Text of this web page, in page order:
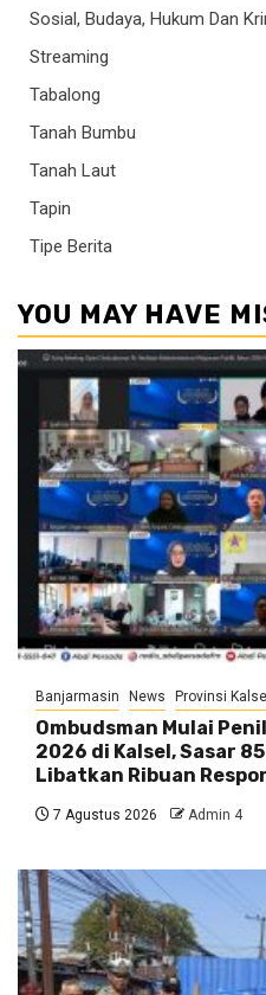
Sosial, Budaya, Hukum Dan
Streaming
Tabalong
Tanah Bumbu
Tanah Laut
Tapin
Tipe Berita
YOU MAY HAVE
Banjarmasin News Provinsi Kalsel
Ombudsman Mulai
2026 di Kalsel, Sasar
Libatkan Ribuan
7 Agustus 2026 Admin 4